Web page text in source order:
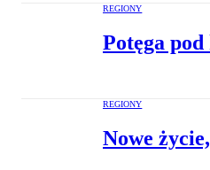
REGIONY
Potęga pod
REGIONY
Nowe